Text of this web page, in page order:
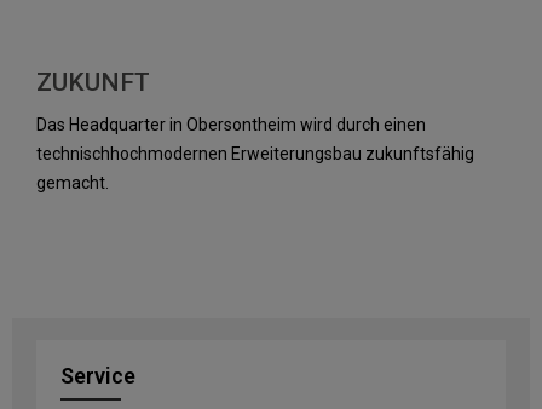
ZUKUNFT
Das Headquarter in Obersontheim wird durch einen
technischhochmodernen Erweiterungsbau zukunftsfähig
gemacht.
Service